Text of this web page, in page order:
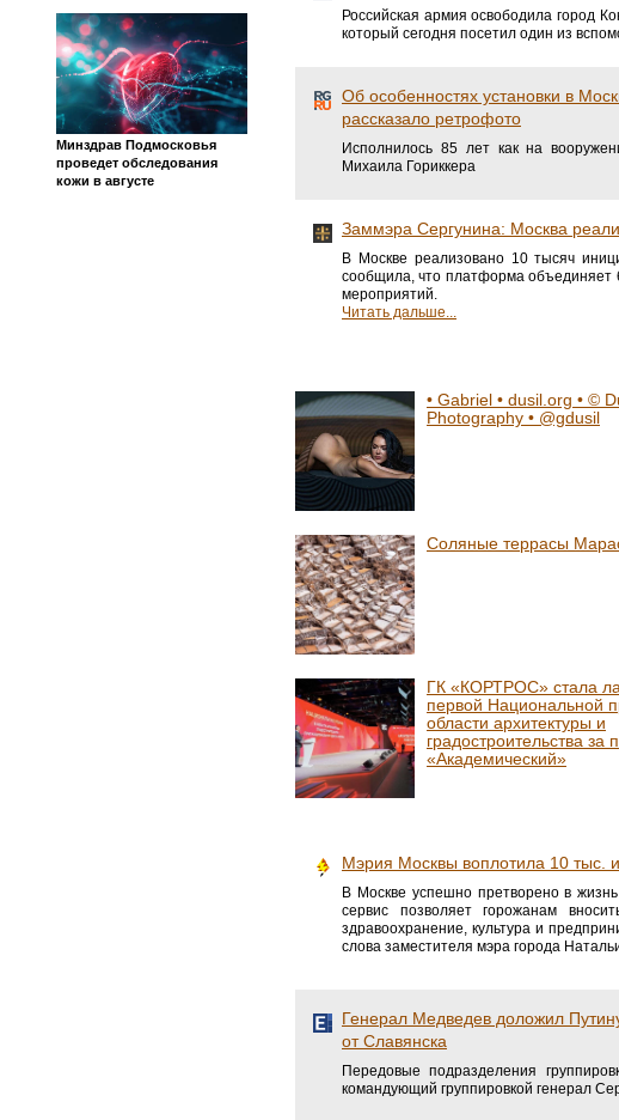
Минздрав Подмосковья
проведет обследования
кожи в августе
Российская армия освободила город
который сегодня посетил один из
Об особенностях установки в
рассказало ретрофото
Исполнилось 85 лет как на
Михаила Гориккера
Заммэра Сергунина: Москва
В Москве реализовано 10 тысяч
сообщила, что платформа объединяет
мероприятий.
Читать дальше...
• Gabriel • dusil.org • ©
Photography • @gdusil
Соляные террасы
ГК «КОРТРОС» стала
первой Национальной
области архитектуры и
градостроительства за
«Академический»
Мэрия Москвы воплотила 10 тыс.
В Москве успешно претворено в
сервис позволяет горожанам
здравоохранение, культура и
слова заместителя мэра города
Генерал Медведев доложил
от Славянска
Передовые подразделения
командующий группировкой генерал